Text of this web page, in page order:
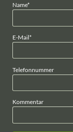
Pflichtfeld
Name*
Pflichtfeld
E-Mail*
Telefonnummer
Kommentar